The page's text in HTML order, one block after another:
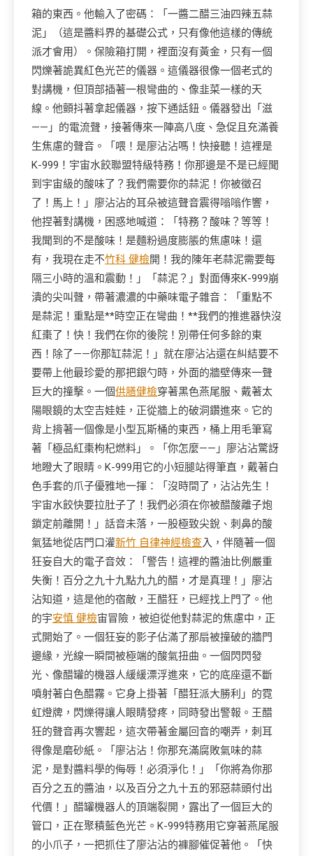
箱的東西。他輸入了密碼：「一醬二醋三油四辣五蒜
泥」（這是醬料界的基礎公式，只有像他這樣的傳統
派才會用）。保險箱打開，裡面沒有黃金，只有一個
閃爍著詭異紅色光芒的儀器。這儀器很像一個老式的
對講機，但頂部插著一根彎曲的、像韭菜一樣的天
線。他顫抖著拿起儀器，按下通話鈕。儀器發出「滋
——」的電流聲，接著傳來一陣高八度、急促且充滿養
生焦慮的聲音。「喂！是廖沾沾嗎！快接聽！這裡是
K-999！宇宙水餃聯盟特級特務！你那邊是不是已經聞
到宇宙級的酸味了？我們需要你的蒜泥！你被徵召
了！馬上！」廖沾沾的耳朵被這聲音震得嗡嗡作響，
他捏著對講機，困惑地喊道：「特務？酸味？等等！
我聞到的不是酸味！是麵粉過度膨脹的焦慮味！還
有，我現在走不竹科 健檢開！我的陳年老蒜泥需要每
隔三小時的溫和震動！」「蒜泥？」對面傳來K-999崩
潰的尖叫聲，帶著濃濃的中藥味電子雜音：「重點不
是蒜泥！重點是**時空正在彎曲！**我們的推進器快沒
紅棗了！快！我們在你的後院！別帶任何多餘的東
西！除了——你那缸蒜泥！」就在廖沾沾還在糾結要不
要帶上他最珍愛的那把銀勺時，外面的牆壁傳來一聲
巨大的撞擊。一個供膳健檢穿著黑色燕尾服、戴著太
陽眼鏡的太空吉娃娃，正從牆上的破洞鑽進來。它的
背上揹著一個像是小型瓦斯桶的東西，桶上用毛筆寫
著「極品紅棗枸杞燃料」。「你怎麼——」廖沾沾驚訝
地瞪大了眼睛。K-999用它的小短腿站得筆直，戴著白
色手套的爪子優雅地一揮：「沒時間了，沾沾先生！
宇宙水餃快要拉肚子了！我們必須在你被醋酸離子炮
鎖定前離開！」話音未落，一股極致尖銳、刺鼻的酸
氣猛地從店門口灌新竹 自律神經檢查入，伴隨著一個
狂妄自大的電子音效：「警告！這裡的醬油比例嚴重
失衡！百分之九十九點九九的醋，才是真理！」廖沾
沾知道，這是他的宿敵，王醋狂，已經找上門了。他
的宇安慎 健檢宙冒險，被迫從他對蒜泥的焦慮中，正
式開始了。一個狂妄的影子佔滿了那扇被撞破的牆門
邊緣，光線一瞬間被極端的酸氣扭曲。一個閃閃發
光、像醋罐的機器人緩緩漂浮進來，它的底座還不斷
噴射著白色醋霧。它身上掛著「醋狂派大勝利」的霓
虹燈牌，閃爍得讓人眼睛發疼，同時發出警報。王醋
狂的聲音再次響起，這次帶著金屬回音的嘲弄，刺耳
得像是磨砂紙。「廖沾沾！你那充滿腐敗氣味的蒜
泥，是對醬料學的侮辱！必須淨化！」「你將為你那
百分之五的醬油，以及百分之九十五的邪惡蒜頭付出
代價！」醋罐機器人的頂端裂開，露出了一個巨大的
管口，正在聚積藍色光芒。K-999特務用它穿著燕尾服
的小爪子，一把抓住了廖沾沾的褲腳催促著他。「快